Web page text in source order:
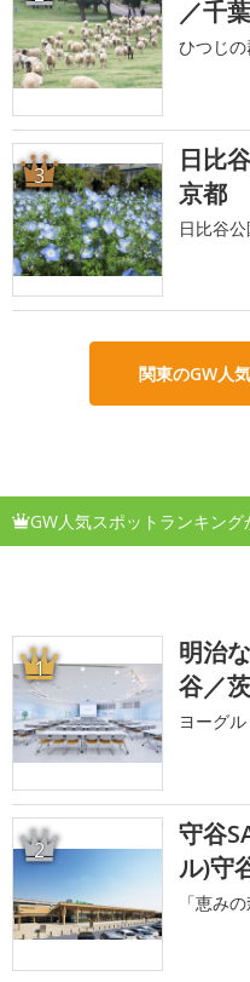
／千
ひつじの
3
日比
京都
日比谷
関東のGW人
GW人気スポットランキング
1
明治
谷／
ヨーグ
2
守谷
ル)守
「恵み